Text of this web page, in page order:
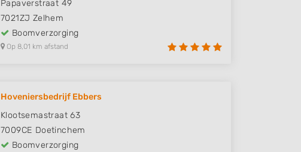
Papaverstraat 49
7021ZJ Zelhem
Boomverzorging
Op 8,01 km afstand
Hoveniersbedrijf Ebbers
Klootsemastraat 63
7009CE Doetinchem
Boomverzorging